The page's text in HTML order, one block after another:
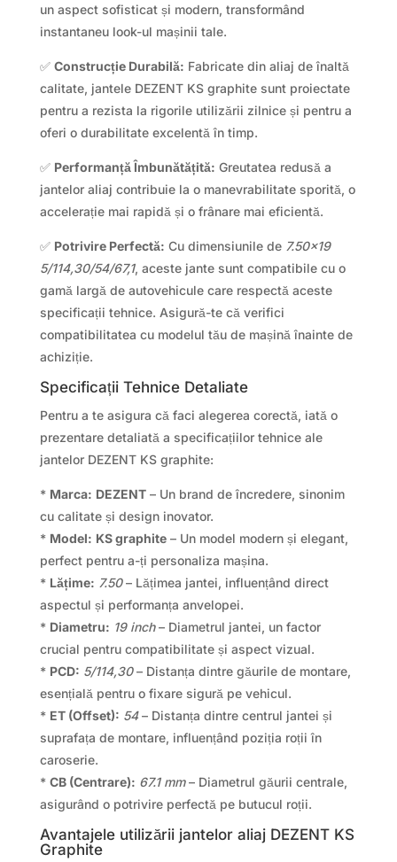
un aspect sofisticat și modern, transformând
instantaneu look-ul mașinii tale.
✅ Construcție Durabilă: Fabricate din aliaj de înaltă
calitate, jantele DEZENT KS graphite sunt proiectate
pentru a rezista la rigorile utilizării zilnice și pentru a
oferi o durabilitate excelentă în timp.
✅ Performanță Îmbunătățită: Greutatea redusă a
jantelor aliaj contribuie la o manevrabilitate sporită, o
accelerație mai rapidă și o frânare mai eficientă.
✅ Potrivire Perfectă: Cu dimensiunile de 7.50×19
5/114,30/54/67,1, aceste jante sunt compatibile cu o
gamă largă de autovehicule care respectă aceste
specificații tehnice. Asigură-te că verifici
compatibilitatea cu modelul tău de mașină înainte de
achiziție.
Specificații Tehnice Detaliate
Pentru a te asigura că faci alegerea corectă, iată o
prezentare detaliată a specificațiilor tehnice ale
jantelor DEZENT KS graphite:
* Marca: DEZENT– Un brand de încredere, sinonim
cu calitate și design inovator.
* Model: KS graphite– Un model modern și elegant,
perfect pentru a-ți personaliza mașina.
* Lățime: 7.50– Lățimea jantei, influențând direct
aspectul și performanța anvelopei.
* Diametru: 19 inch– Diametrul jantei, un factor
crucial pentru compatibilitate și aspect vizual.
* PCD: 5/114,30– Distanța dintre găurile de montare,
esențială pentru o fixare sigură pe vehicul.
* ET (Offset): 54– Distanța dintre centrul jantei și
suprafața de montare, influențând poziția roții în
caroserie.
* CB (Centrare): 67.1 mm– Diametrul găurii centrale,
asigurând o potrivire perfectă pe butucul roții.
Avantajele utilizării jantelor aliaj DEZENT KS
Graphite